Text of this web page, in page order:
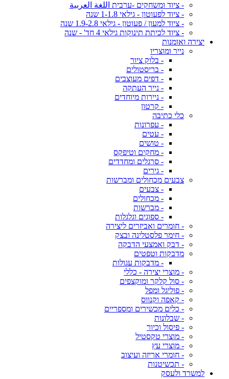
- ציוד ומשחקים -ערבית اللغة العربية
- ציוד לפעוטון - גילאי 1-1.8 שנה
- ציוד למעון / פעוטון - גילאי 1.9-2.8 שנה
- ציוד לכיתת תינוקות גילאי 4 חד' - שנה
יצירה ואומנות
נייר ומוצריו
- בלוק ציור
- בריסטולים
- דפים מעוצבים
- נייר העתקה
- ניירות מיוחדים
- קרטון
כלי כתיבה
- עפרונות
- עטים
- טושים
- מחקים וטיפקס
- סרגלים ומחדדים
- גירים
צבעים מכחולים ומברשות
- צבעים
- מכחולים
- מברשות
- ספוגים וגלגלות
- חומרים ואביזרים ליצירה
- חימר פלסטלינה ובצק
- דבק ואמצעי הדבקה
מדבקות וטפטים
- מדבקות עגולות
- מוצרי יצירה - כללי
- סול קלקר ומוקצפים
- פוליגל ומפל
- קאפה וקנווס
- כלים מכשירים ומספריים
- שבלונות
- פיסול וכיור
- מוצרי טקסטיל
- מוצרי עץ
- חומרי אריזה ועיצוב
- תכשיטנות
למשרד ולעסק